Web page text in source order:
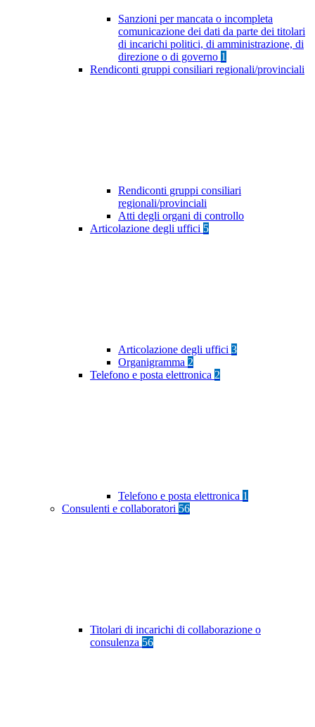
Sanzioni per mancata o incompleta
comunicazione dei dati da parte dei titolari
di incarichi politici, di amministrazione, di
direzione o di governo 1
Rendiconti gruppi consiliari regionali/provinciali
Rendiconti gruppi consiliari
regionali/provinciali
Atti degli organi di controllo
Articolazione degli uffici 5
Articolazione degli uffici 3
Organigramma 2
Telefono e posta elettronica 2
Telefono e posta elettronica 1
Consulenti e collaboratori 56
Titolari di incarichi di collaborazione o
consulenza 56